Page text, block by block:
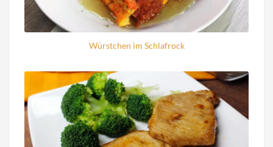
Würstchen im Schlafrock